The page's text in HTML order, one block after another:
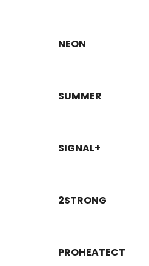
NEON
SUMMER
SIGNAL+
2STRONG
PROHEATECT